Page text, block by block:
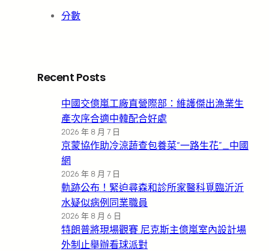
分數
Recent Posts
中國交億嵐工廠直營際部：維護傑出漁業生
產次序合適中韓配合好處
2026 年 8 月 7 日
京蒙協作助冷涼蔬查包養菜“一路生花”_中國
網
2026 年 8 月 7 日
軌跡公布！緊迫尋森和診所家醫科覓臨沂沂
水疑似病例同業職員
2026 年 8 月 6 日
特朗普將現場觀賽 尼克斯主億嵐室內設計場
外制止舉辦看球派對